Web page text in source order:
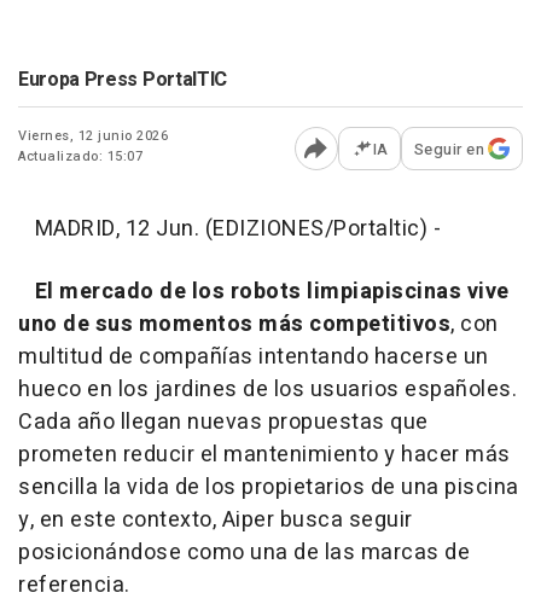
Europa Press PortalTIC
Viernes, 12 junio 2026
Actualizado: 15:07
Abrir opciones para
IA Seguir en
MADRID, 12 Jun. (EDIZIONES/Portaltic) -
El mercado de los robots limpiapiscinas vive
uno de sus momentos más competitivos, con
multitud de compañías intentando hacerse un
hueco en los jardines de los usuarios españoles.
Cada año llegan nuevas propuestas que
prometen reducir el mantenimiento y hacer más
sencilla la vida de los propietarios de una piscina
y, en este contexto, Aiper busca seguir
posicionándose como una de las marcas de
referencia.